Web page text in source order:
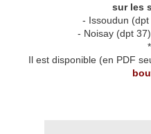
sur les
- Issoudun
- Noisay (dpt
Il est disponible (en PDF